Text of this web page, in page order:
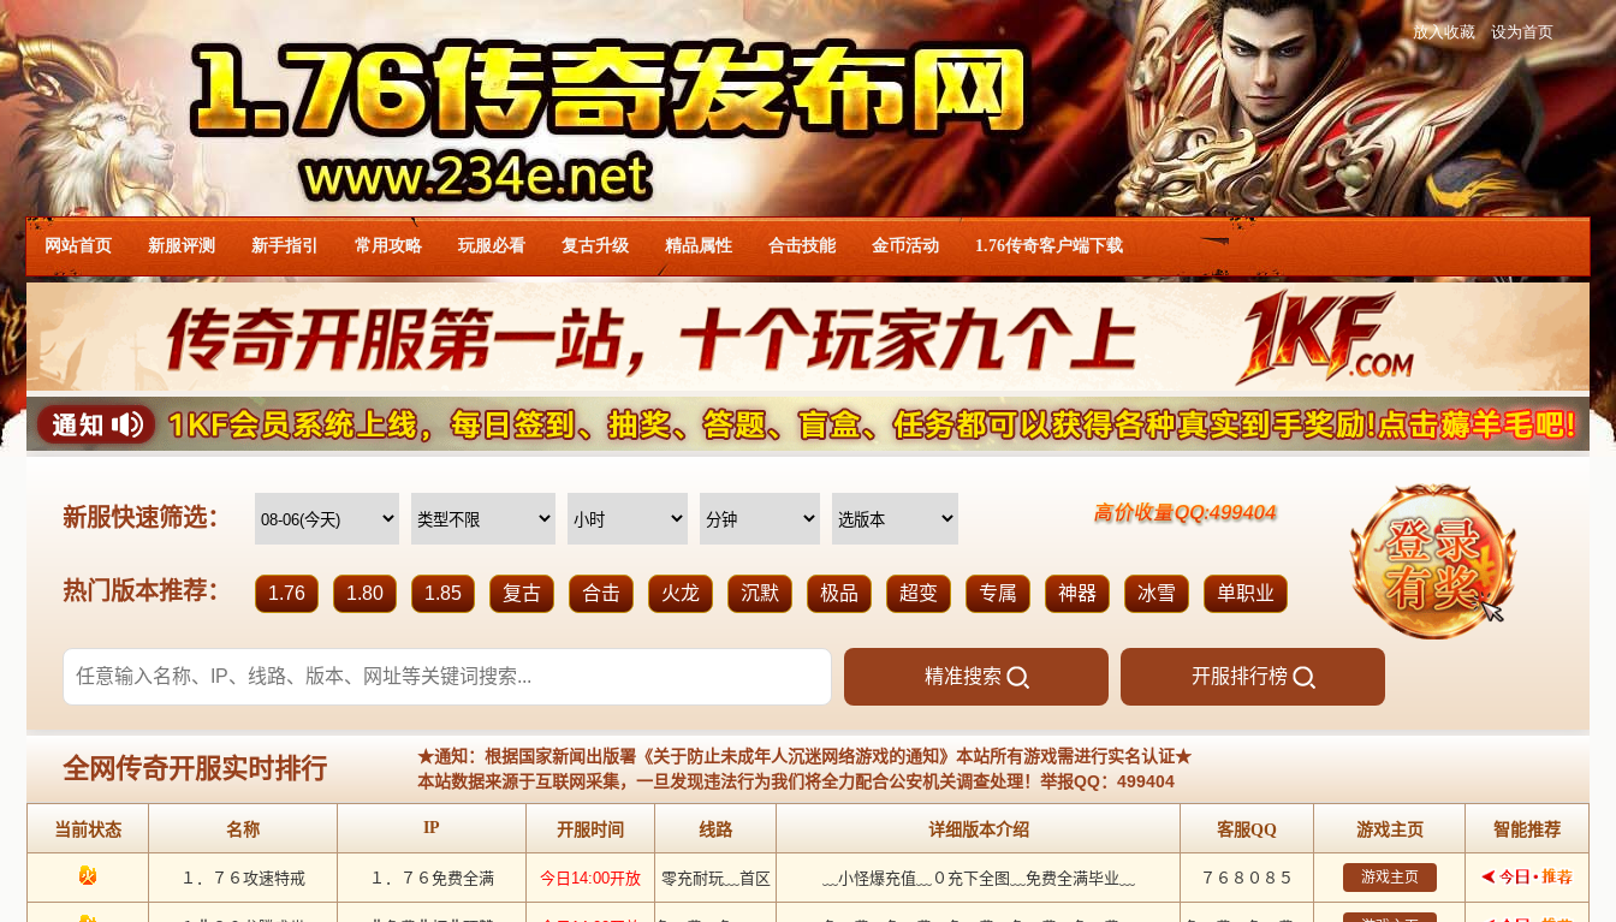
放入收藏 设为首页
网站首页 新服评测 新手指引 常用攻略 玩服必看 复古升级 精品属性 合击技能 金币活动 1.76传奇客户端下载